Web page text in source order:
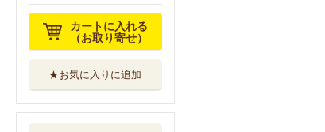
カートに入れる
（お取り寄せ）
★お気に入りに追加
手指の痛み・変形
・リウマチ 慶...